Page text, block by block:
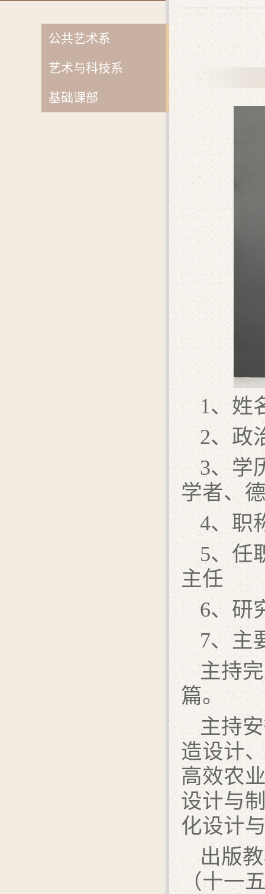
公共艺术系
艺术与科技系
基础课部
1、姓
2、政
3、学
学者、
4、职
5、任
主任
6、研
7、主
主持
篇。
主持
造设计
高效农
设计与
化设计
出版
（十一